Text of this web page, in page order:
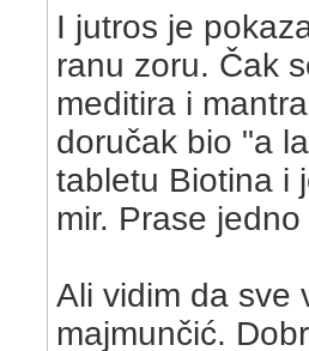
I jutros je
ranu zoru. Čak
meditira i
doručak bio "a
tabletu Biotina i
mir. Prase
Ali vidim da sve
majmunčić.